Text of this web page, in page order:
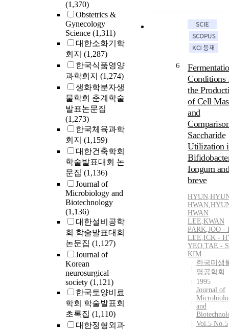
(1,370)
Obstetrics &
Gynecology
Science (1,311)
대한소화기학
회지 (1,287)
한국식품영양
과학회지 (1,274)
생화학분자생
물학회 춘계학술
발표논문집
(1,273)
한국체육과학
회지 (1,159)
대한건축학회
학술발표대회 논
문집 (1,136)
Journal of
Microbiology and
Biotechnology
(1,136)
대한설비공학
회 학술발표대회
논문집 (1,127)
Journal of
Korean
neurosurgical
society (1,121)
한국토양비료
학회 학술발표회
초록집 (1,110)
대한정형외과
6
Conditions
the
of Cell
and
Saccharide
Utilization
Iongum
breve
HYUN,
HWAN,
HWAN
LEE,KWAN
PARK,JOO -
LEE,ICK -
YEO,TAE -
KIM
한국미생
명공학회
1995
Journal of
and
Vol.5 No.5